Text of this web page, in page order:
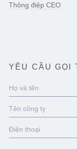
Thông điệp CEO
YÊU CẦU GỌI